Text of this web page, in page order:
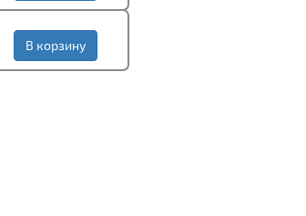
В корзину